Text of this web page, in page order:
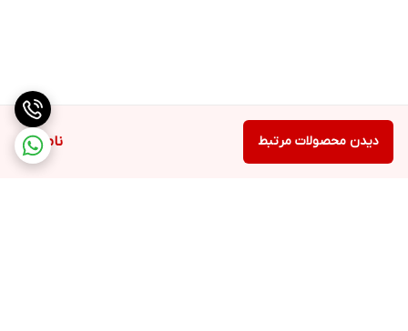
ناموجود دیدن محصولات مرتبط